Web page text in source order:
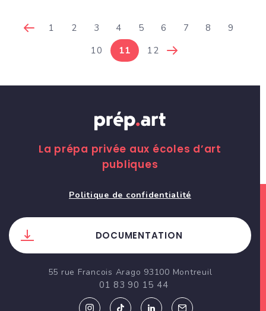
1 2 3 4 5 6 7 8
9
10
11 12
La prépa privée aux écoles d’art
publiques
Politique de confidentialité
DOCUMENTATION
55 rue Francois Arago 93100 Montreuil
01 83 90 15 44